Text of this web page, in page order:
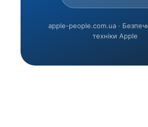
apple-people.com.ua ·
техніки Apple